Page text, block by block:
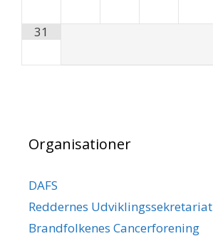
31
Organisationer
DAFS
Reddernes Udviklingssekretariat
Brandfolkenes Cancerforening